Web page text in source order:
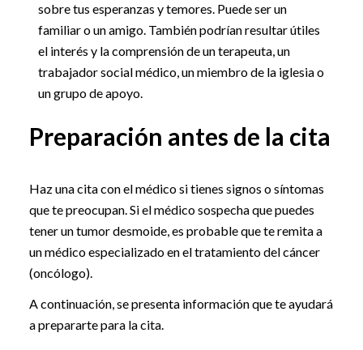
sobre tus esperanzas y temores. Puede ser un
familiar o un amigo. También podrían resultar útiles
el interés y la comprensión de un terapeuta, un
trabajador social médico, un miembro de la iglesia o
un grupo de apoyo.
Preparación antes de la cita
Haz una cita con el médico si tienes signos o síntomas
que te preocupan. Si el médico sospecha que puedes
tener un tumor desmoide, es probable que te remita a
un médico especializado en el tratamiento del cáncer
(oncólogo).
A continuación, se presenta información que te ayudará
a prepararte para la cita.